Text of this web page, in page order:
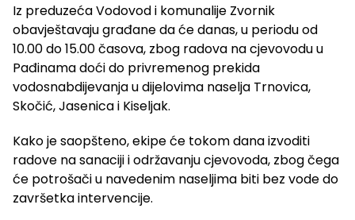
Iz preduzeća Vodovod i komunalije Zvornik
obavještavaju građane da će danas, u periodu od
10.00 do 15.00 časova, zbog radova na cjevovodu u
Pađinama doći do privremenog prekida
vodosnabdijevanja u dijelovima naselja Trnovica,
Skočić, Jasenica i Kiseljak.
Kako je saopšteno, ekipe će tokom dana izvoditi
radove na sanaciji i održavanju cjevovoda, zbog čega
će potrošači u navedenim naseljima biti bez vode do
završetka intervencije.